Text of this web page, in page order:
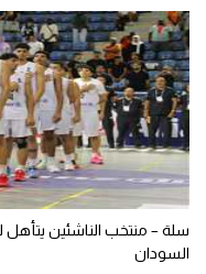
سلة – منتخب الناشئين يتأهل
السودان